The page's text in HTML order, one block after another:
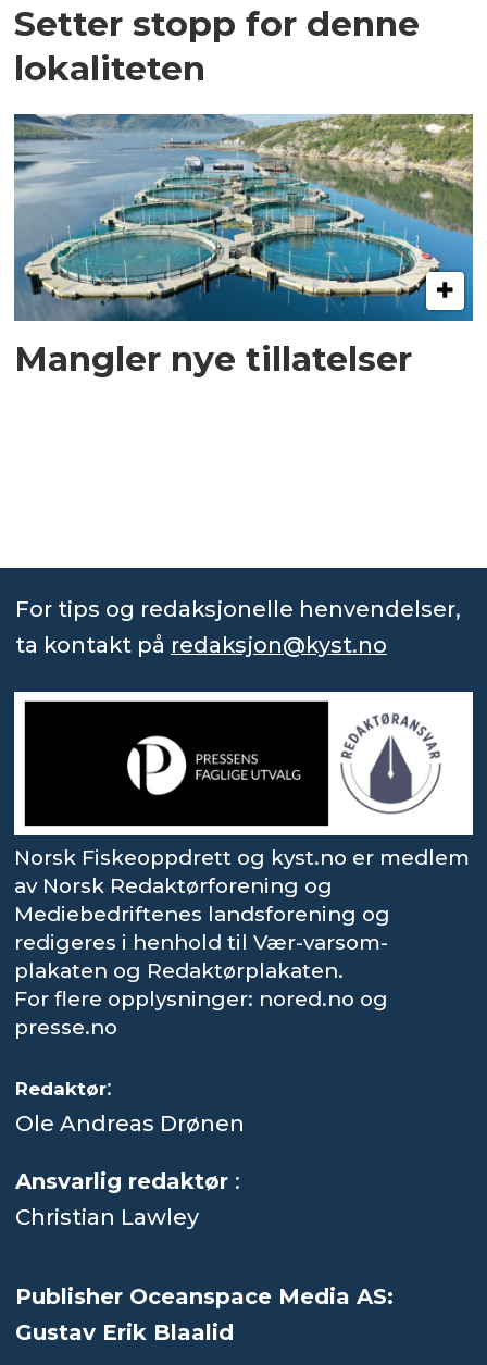
Setter stopp for denne
lokaliteten
Mangler nye tillatelser
For tips og redaksjonelle henvendelser,
ta kontakt på redaksjon@kyst.no
Norsk Fiskeoppdrett og kyst.no er medlem
av Norsk Redaktørforening og
Mediebedriftenes landsforening og
redigeres i henhold til Vær-varsom-
plakaten og Redaktørplakaten.
For flere opplysninger: nored.no og
presse.no
Redaktør:
Ole Andreas Drønen
Ansvarlig redaktør :
Christian Lawley
Publisher Oceanspace Media AS:
Gustav Erik Blaalid